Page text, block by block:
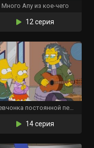
Много Апу из кое-чего
12 серия
Девчонка постоянной печали
14 серия